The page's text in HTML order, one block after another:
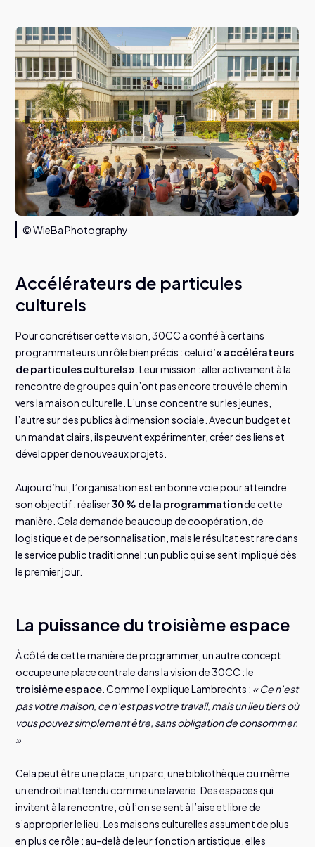
© WieBa Photography
Accélérateurs de particules
culturels
Pour concrétiser cette vision, 30CC a confié à certains
programmateurs un rôle bien précis : celui d’« accélérateurs
de particules culturels » . Leur mission : aller activement à la
rencontre de groupes qui n’ont pas encore trouvé le chemin
vers la maison culturelle. L’un se concentre sur les jeunes,
l’autre sur des publics à dimension sociale. Avec un budget et
un mandat clairs, ils peuvent expérimenter, créer des liens et
développer de nouveaux projets.
Aujourd’hui, l’organisation est en bonne voie pour atteindre
son objectif : réaliser30 % de la programmationde cette
manière. Cela demande beaucoup de coopération, de
logistique et de personnalisation, mais le résultat est rare dans
le service public traditionnel : un public qui se sent impliqué dès
le premier jour.
La puissance du troisième espace
À côté de cette manière de programmer, un autre concept
occupe une place centrale dans la vision de 30CC : le
troisième espace . Comme l’explique Lambrechts : « Ce n’est
pas votre maison, ce n’est pas votre travail, mais un lieu tiers où
vous pouvez simplement être, sans obligation de consommer.
»
Cela peut être une place, un parc, une bibliothèque ou même
un endroit inattendu comme une laverie. Des espaces qui
invitent à la rencontre, où l’on se sent à l’aise et libre de
s’approprier le lieu. Les maisons culturelles assument de plus
en plus ce rôle : au-delà de leur fonction artistique, elles